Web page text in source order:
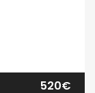
520€